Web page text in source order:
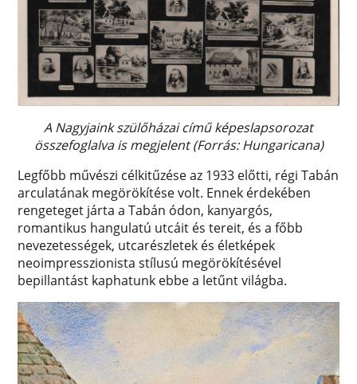
A Nagyjaink szülőházai című képeslapsorozat
összefoglalva is megjelent (Forrás: Hungaricana)
Legfőbb művészi célkitűzése az 1933 előtti, régi Tabán
arculatának megörökítése volt. Ennek érdekében
rengeteget járta a Tabán ódon, kanyargós,
romantikus hangulatú utcáit és tereit, és a főbb
nevezetességek, utcarészletek és életképek
neoimpresszionista stílusú megörökítésével
bepillantást kaphatunk ebbe a letűnt világba.